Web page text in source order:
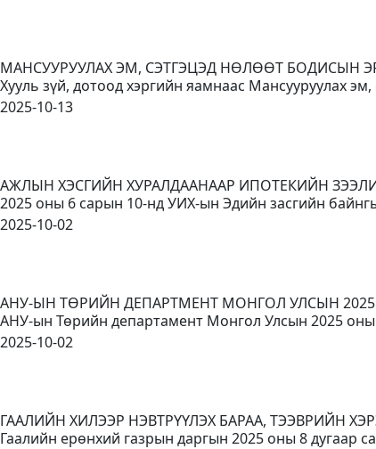
МАНСУУРУУЛАХ ЭМ, СЭТГЭЦЭД НӨЛӨӨТ БОДИСЫН
Хууль зүй, дотоод хэргийн яамнаас Мансууруулах
2025-10-13
АЖЛЫН ХЭСГИЙН ХУРАЛДААНААР ИПОТЕКИЙН
2025 оны 6 сарын 10-нд УИХ-ын Эдийн засгийн
2025-10-02
АНУ-ЫН ТӨРИЙН ДЕПАРТМЕНТ МОНГОЛ УЛСЫН
АНУ-ын Төрийн департамент Монгол Улсын 2025
2025-10-02
ГААЛИЙН ХИЛЭЭР НЭВТРҮҮЛЭХ БАРАА, ТЭЭВРИЙН
Гаалийн ерөнхий газрын даргын 2025 оны 8 дугаар